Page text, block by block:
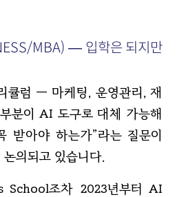
MBA) — 입학은 되지만
큘럼 — 마케팅, 운영관리, 재
분이 AI 도구로 대체 가능해
받아야 하는가”라는 질문이
의되고 있습니다.
School조차 2023년부터 AI